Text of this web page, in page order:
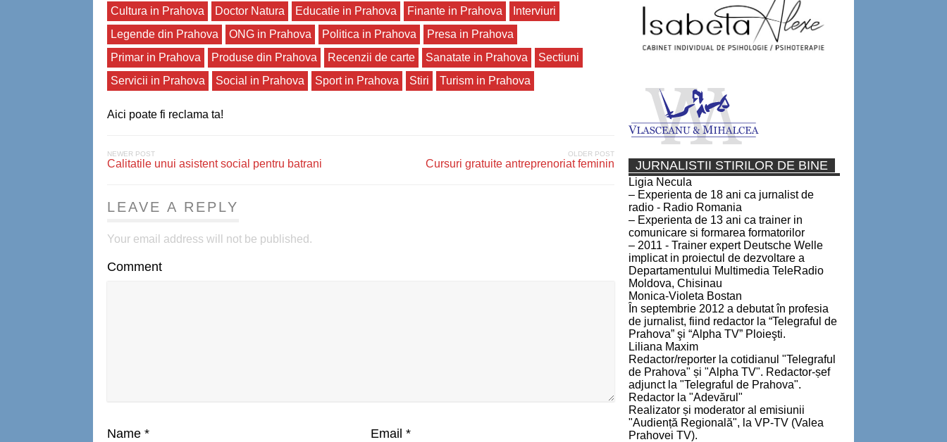
Cultura in Prahova Doctor Natura Educatie in Prahova Finante in Prahova
Interviuri
Legende din Prahova
ONG in Prahova Politica in Prahova
Presa in Prahova
Primar in Prahova
Produse din Prahova Recenzii de carte Sanatate in Prahova
Sectiuni
Servicii in Prahova
Social in Prahova Sport in Prahova Stiri Turism in Prahova
Aici poate fi reclama ta!
NEWER POST
Calitatile unui asistent social pentru batrani
OLDER POST
Cursuri gratuite antreprenoriat feminin
LEAVE A REPLY
Your email address will not be published.
Comment
Name * Email*
JURNALISTII STIRILOR DE BINE
Ligia Necula
– Experienta de 18 ani ca jurnalist de
radio - Radio Romania
– Experienta de 13 ani ca trainer in
comunicare si formarea formatorilor
– 2011 - Trainer expert Deutsche Welle
implicat in proiectul de dezvoltare a
Departamentului Multimedia TeleRadio
Moldova, Chisinau
Monica-Violeta Bostan
În septembrie 2012 a debutat în profesia
de jurnalist, fiind redactor la “Telegraful de
Prahova” şi “Alpha TV” Ploieşti.
Liliana Maxim
Redactor/reporter la cotidianul "Telegraful
de Prahova" și "Alpha TV". Redactor-șef
adjunct la "Telegraful de Prahova".
Redactor la "Adevărul"
Realizator și moderator al emisiunii
"Audiență Regională", la VP-TV (Valea
Prahovei TV).